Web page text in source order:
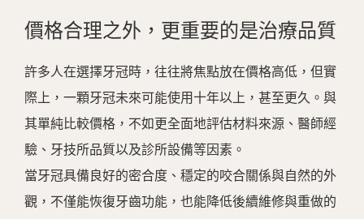
價格合理之外，更重要的是治療品質
許多人在選擇牙冠時，往往將焦點放在價格高低，但實
際上，一顆牙冠未來可能使用十年以上，甚至更久。與
其單純比較價格，不如更全面地評估材料來源、醫師經
驗、牙技所品質以及診所設備等因素。
當牙冠具備良好的密合度、穩定的咬合關係與自然的外
觀，不僅能恢復牙齒功能，也能降低後續維修與重做的